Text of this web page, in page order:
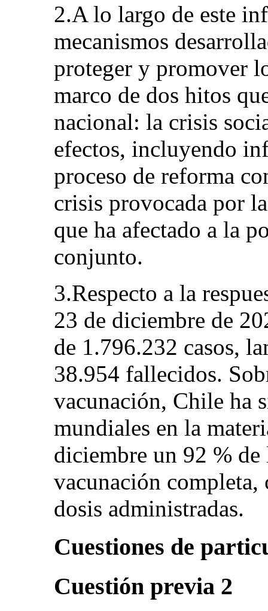
2.A lo largo de este
mecanismos
proteger y promover
marco de dos hitos
nacional: la crisis
efectos, incluyendo
proceso de reforma
crisis provocada por
que ha afectado a la
conjunto.
3.Respecto a la
23 de diciembre de
de 1.796.232 casos,
38.954 fallecidos.
vacunación, Chile ha
mundiales en la
diciembre un 92 %
vacunación
dosis administradas.
Cuestiones de
Cuestión previa 2